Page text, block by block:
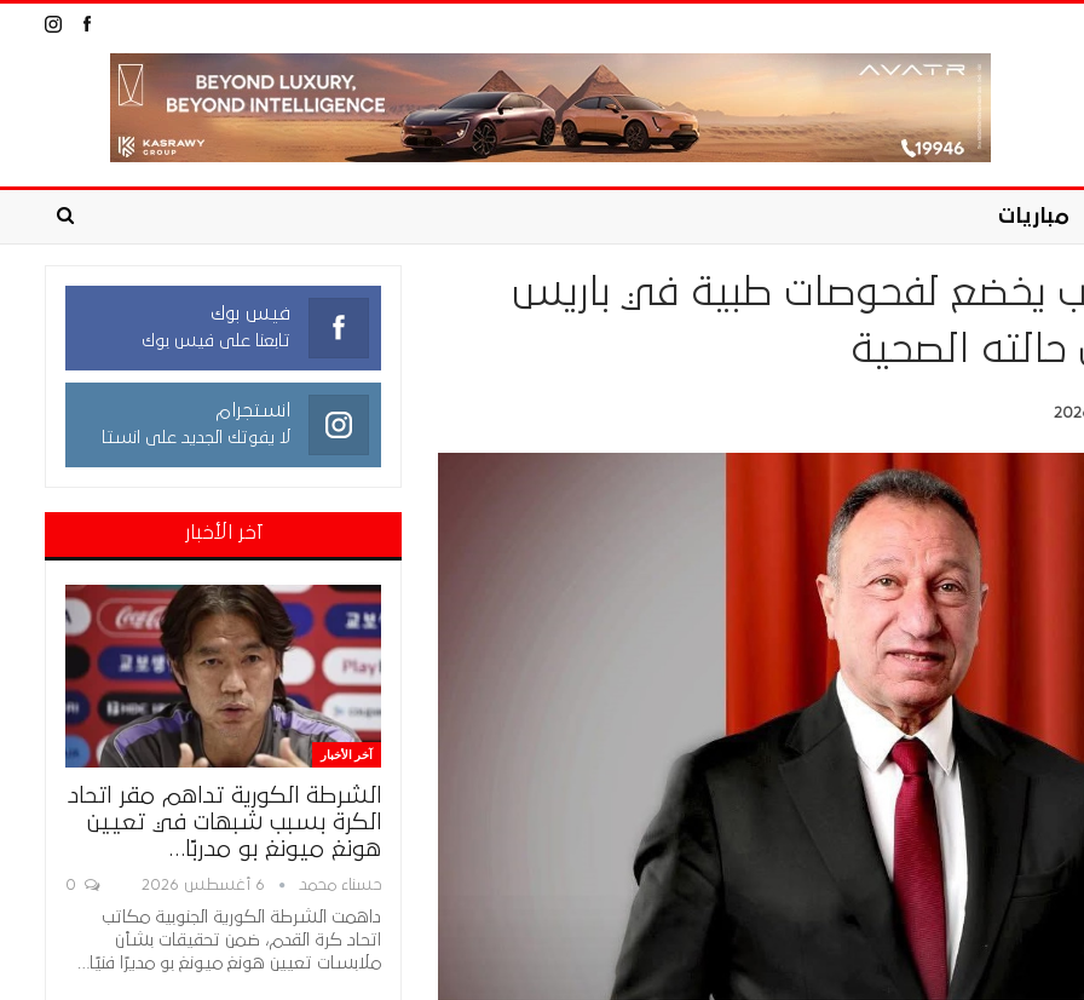
مباريات
يخضع لفحوصات طبية في باريس
حالته الصحية
فيس بوك
تابعنا على فيس بوك
انستجرام
لا يفوتك الجديد على انستا
آخر الأخبار
آخر الأخبار
الشرطة الكورية تداهم مقر اتحاد
الكرة بسبب شبهات في تعيين
هونغ ميونغ بو مدربًا…
حسناء محمد 6 أغسطس 2026
داهمت الشرطة الكورية الجنوبية مكاتب
اتحاد كرة القدم، ضمن تحقيقات بشأن
ملابسات تعيين هونغ ميونغ بو مديرًا فنيًا…